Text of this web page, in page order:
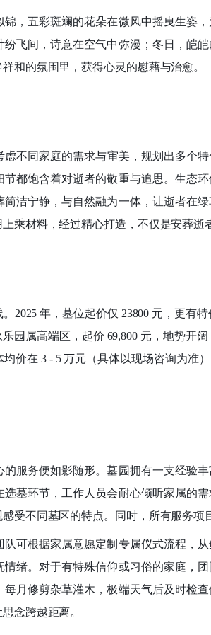
，五彩斑斓的花朵在微风中摇曳生姿
飞间，诗意在空气中弥漫；冬日，皑
和的氛围里，获得心灵的慰藉与治愈。
不同家庭的需求与审美，规划出多个
都饱含着对逝者的敬重与追思。生态
洁宁静，与自然融为一体，让逝者在
乘材料，经过精心打造，不仅是安葬
2025 年，墓位起价仅 23800 元，更有
园属高端区，起价 69,800 元，地势开
价在 3 - 5 万元（具体以现场咨询为
服务便如影随形。墓园拥有一支经验
墓环节，工作人员会耐心倾听家属的
受不同墓区的特点。同时，所有服务项
可根据家属意愿定制专属仪式流程，
绪。对于有特殊信仰或习俗的家庭，
月修剪杂草灌木，极端天气后及时检
念跨越距离。